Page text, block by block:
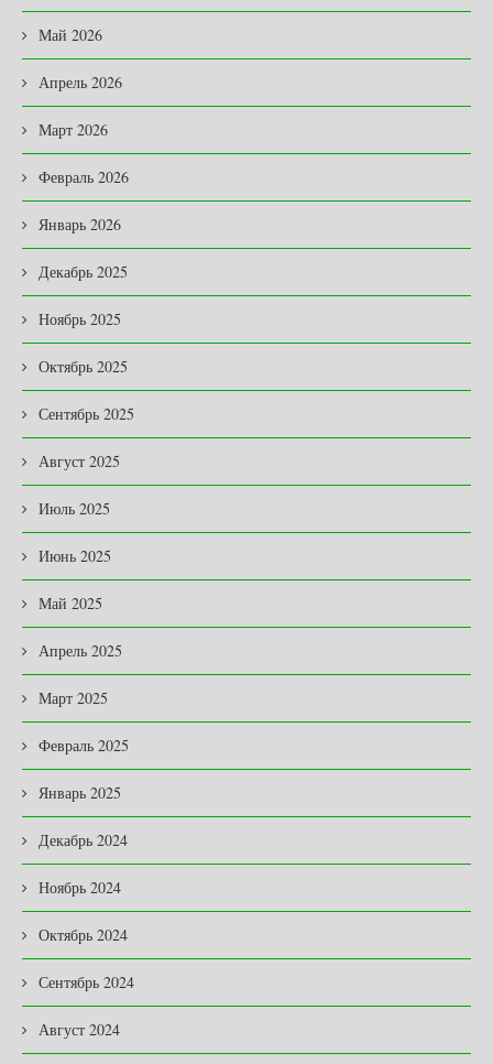
Май 2026
Апрель 2026
Март 2026
Февраль 2026
Январь 2026
Декабрь 2025
Ноябрь 2025
Октябрь 2025
Сентябрь 2025
Август 2025
Июль 2025
Июнь 2025
Май 2025
Апрель 2025
Март 2025
Февраль 2025
Январь 2025
Декабрь 2024
Ноябрь 2024
Октябрь 2024
Сентябрь 2024
Август 2024